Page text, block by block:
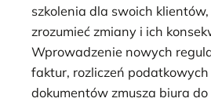
szkolenia dla swoich
zrozumieć zmiany i ich
Wprowadzenie nowych
faktur, rozliczeń podatkowych
dokumentów zmusza biura